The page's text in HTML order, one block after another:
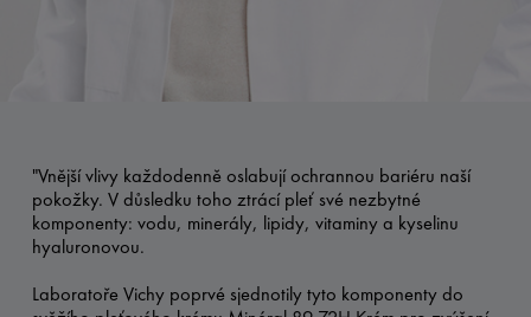
"Vnější vlivy každodenně oslabují ochrannou bariéru naší
pokožky. V důsledku toho ztrácí pleť své nezbytné
komponenty: vodu, minerály, lipidy, vitaminy a kyselinu
hyaluronovou.
Laboratoře Vichy poprvé sjednotily tyto komponenty do